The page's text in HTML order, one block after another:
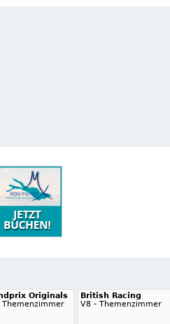
Originals
Themenzimmer
British Racing
V8 - Themenzimmer